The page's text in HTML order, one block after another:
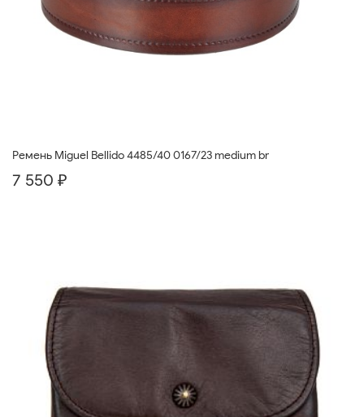
Ремень Miguel Bellido 4485/40 0167/23 medium br
7 550 ₽